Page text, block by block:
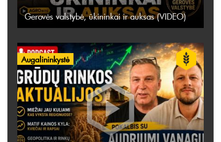
Gerovės valstybė, ūkininkai ir auksas (VIDEO)
Augalininkystė